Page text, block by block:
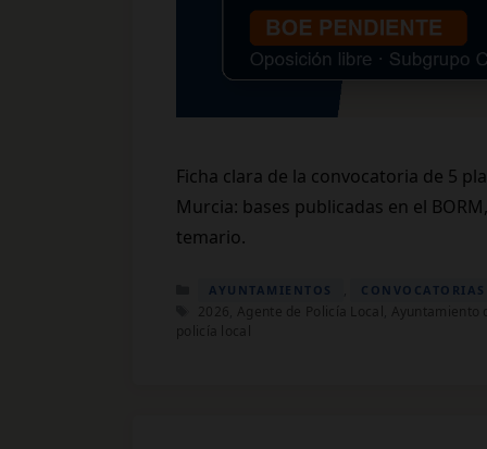
Ficha clara de la convocatoria de 5
Murcia: bases publicadas en el
temario.
Categorías
AYUNTAMIENTOS CONVOCATORIAS
2026 Agente de Policía Local Ayuntamiento